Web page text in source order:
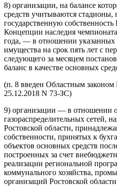
8) организации, на балансе
средств учитываются стадионы,
государственную
Концепции наследия
года, — в отношении указанных
имущества на срок пять лет с
следующего за месяцем
баланс в качестве основных
(п. 8 введен Областным законом
25.12.2018 N 73-ЗС)
9) организации — в отношении
газораспределительных сетей,
Ростовской области,
собственности, принятых к
объектов основных средств
построенных за счет
реализации региональной
коммунального хозяйства,
организаций Ростовской